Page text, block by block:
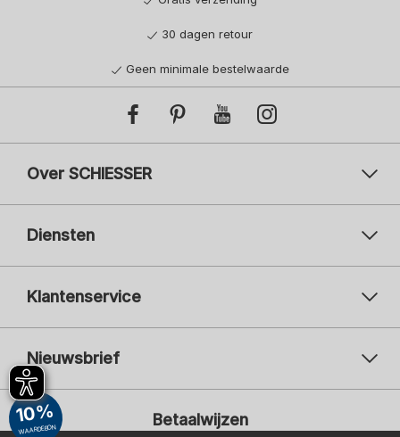
30 dagen retour
Geen minimale bestelwaarde
Over SCHIESSER
Diensten
Klantenservice
Nieuwsbrief
Uw e-mailadres
Betaalwijzen
10%
WAARDEBON